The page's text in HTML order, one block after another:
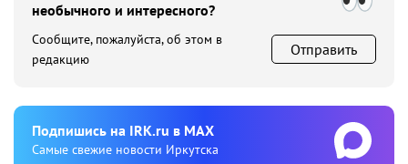
необычного и интересного?
Сообщите, пожалуйста, об этом в
редакцию
Отправить
Подпишиcь на IRK.ru в MAX
Cамые свежие новости Иркутска